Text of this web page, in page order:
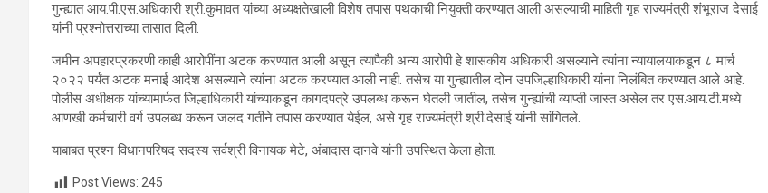
गुन्ह्यात आय.पी.एस.अधिकारी श्री.कुमावत यांच्या अध्यक्षतेखाली विशेष तपास पथकाची नियुक्ती करण्यात आली असल्याची माहिती गृह राज्यमंत्री शंभूराज देसाई
यांनी प्रश्नोत्तराच्या तासात दिली.
जमीन अपहारप्रकरणी काही आरोपींना अटक करण्यात आली असून त्यापैकी अन्य आरोपी हे शासकीय अधिकारी असल्याने त्यांना न्यायालयाकडून ८ मार्च
२०२२ पर्यंत अटक मनाई आदेश असल्याने त्यांना अटक करण्यात आली नाही. तसेच या गुन्ह्यातील दोन उपजिल्हाधिकारी यांना निलंबित करण्यात आले आहे.
पोलीस अधीक्षक यांच्यामार्फत जिल्हाधिकारी यांच्याकडून कागदपत्रे उपलब्ध करून घेतली जातील, तसेच गुन्ह्यांची व्याप्ती जास्त असेल तर एस.आय.टी.मध्ये
आणखी कर्मचारी वर्ग उपलब्ध करून जलद गतीने तपास करण्यात येईल, असे गृह राज्यमंत्री श्री.देसाई यांनी सांगितले.
याबाबत प्रश्न विधानपरिषद सदस्य सर्वश्री विनायक मेटे, अंबादास दानवे यांनी उपस्थित केला होता.
Post Views: 245